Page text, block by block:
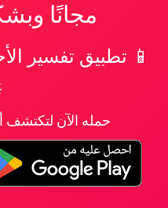
مجانًا
حمله الآن لتكتشف